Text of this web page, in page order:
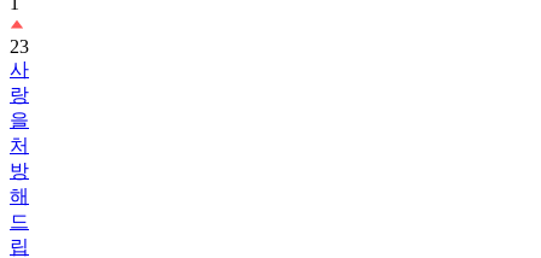
23
사
랑
을
처
방
해
드
립